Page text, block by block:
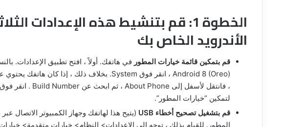
الخطوة 1: قم بتنشيط هذه الإعدادات
الأندرويد الخاص بك
قم بتمكين قائمة خيارات المطور في هاتفك. أولاً ، افتح تطبيق الإعدادات.
لتمكين “خيارات المطور”.
قم بتشغيل تصحيح أخطاء USB
المطور. للقيام بذلك ، توجه إلى الإعدادات> النظام> خيارات متقدمة>